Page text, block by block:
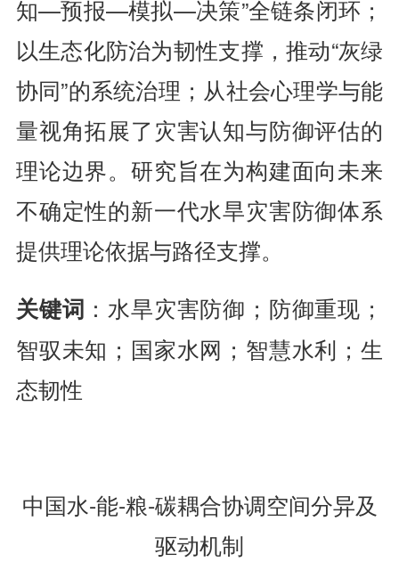
知—预报—模拟—决策”全链条闭环；
以生态化防治为韧性支撑，推动“灰绿
协同”的系统治理；从社会心理学与能
量视角拓展了灾害认知与防御评估的
理论边界。研究旨在为构建面向未来
不确定性的新一代水旱灾害防御体系
提供理论依据与路径支撑。
关键词 ：水旱灾害防御；防御重现；
智驭未知；国家水网；智慧水利；生
态韧性
中国水-能-粮-碳耦合协调空间分异及
驱动机制